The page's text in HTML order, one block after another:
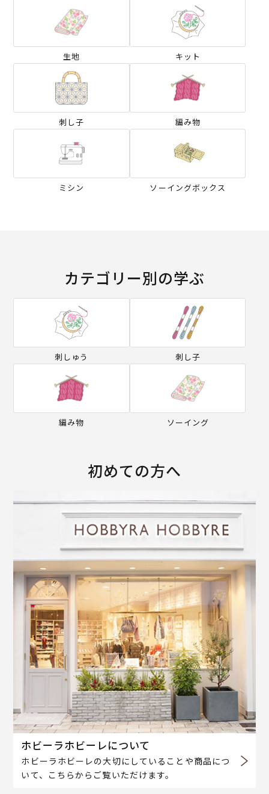
生地 キット
刺し子 編み物
ミシン ソーイングボックス
カテゴリー別の学ぶ
刺しゅう 刺し子
編み物 ソーイング
初めての方へ
ホビーラホビーレについて
ホビーラホビーレの大切にしていることや商品につ
いて、こちらからご覧いただけます。